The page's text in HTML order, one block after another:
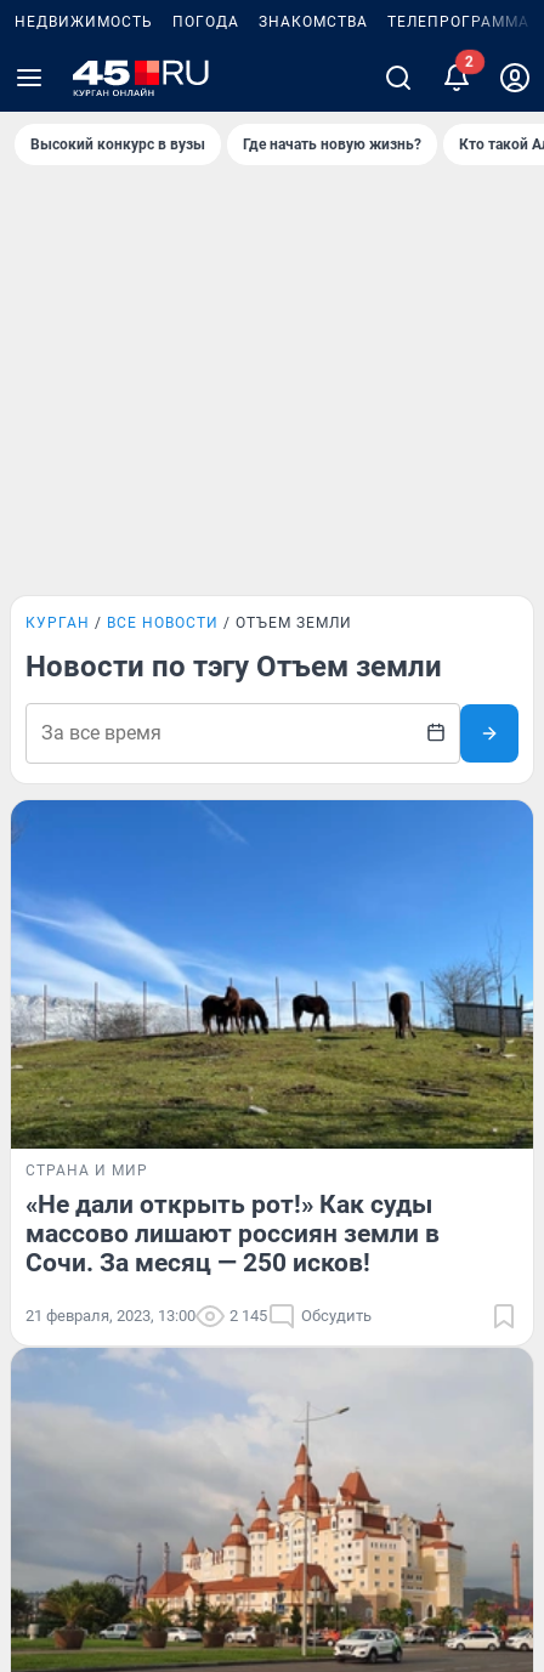
НЕДВИЖИМОСТЬ ПОГОДА ЗНАКОМСТВА ТЕЛЕПРОГРАММА
2
Высокий конкурс в вузы Где начать новую жизнь? Кто такой
КУРГАН ВСЕ НОВОСТИ ОТЪЕМ ЗЕМЛИ
Новости по тэгу Отъем земли
СТРАНА И МИР
«Не дали открыть рот!» Как суды
массово лишают россиян земли в
Сочи. За месяц — 250 исков!
21 февраля, 2023, 13:00 2 145 Обсудить